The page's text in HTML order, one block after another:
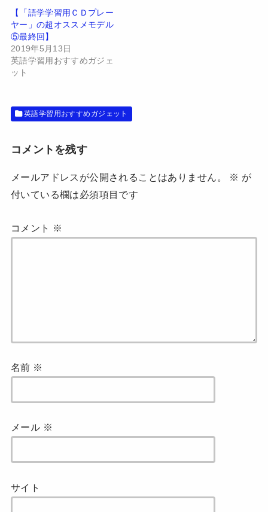
ウ
ィ
ン
ド
ウ
で
開
き
ま
す
て
く
だ
さ
(
新
し
ウ
で
開
す
【「語学学習用ＣＤプレー
ヤー」の超オススメモデル
⑤最終回】
2019年5月13日
英語学習用おすすめガジェ
ット
英語学習用おすすめガジェット
コメントを残す
メールアドレスが公開されることはありません。 ※ が
付いている欄は必須項目です
コメント ※
名前 ※
メール ※
サイト